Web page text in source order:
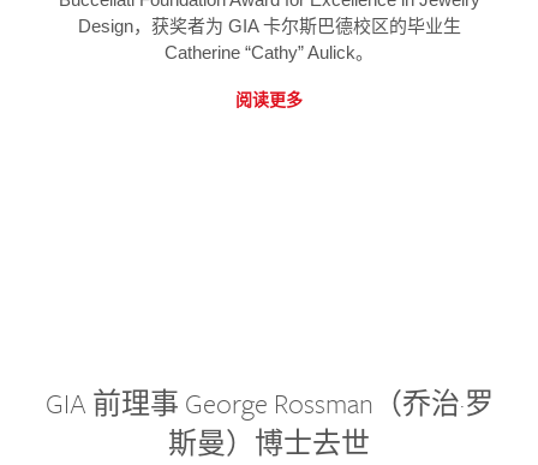
Design，获奖者为 GIA 卡尔斯巴德校区的毕业生
Catherine “Cathy” Aulick。
阅读更多
GIA 前理事 George Rossman（乔治·罗
斯曼）博士去世